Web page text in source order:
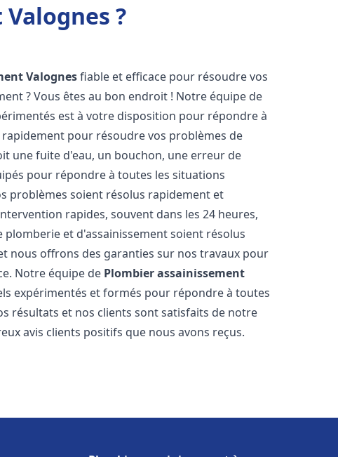
?
Valognesfiable et efficace pour résoudre vos
? Vous êtes au bon endroit ! Notre équipe de
est à votre disposition pour répondre à
pour résoudre vos problèmes de
une fuite d'eau, un bouchon, une erreur de
pour répondre à toutes les situations
problèmes soient résolus rapidement et
rapides, souvent dans les 24 heures,
et d'assainissement soient résolus
nous offrons des garanties sur nos travaux pour
Notre équipe de Plombier assainissement
expérimentés et formés pour répondre à toutes
résultats et nos clients sont satisfaits de notre
avis clients positifs que nous avons reçus.